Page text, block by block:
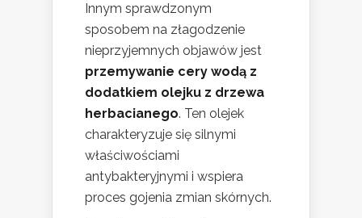
Innym sprawdzonym
sposobem na złagodzenie
nieprzyjemnych objawów jest
przemywanie cery wodą z
dodatkiem olejku z drzewa
herbacianego. Ten olejek
charakteryzuje się silnymi
właściwościami
antybakteryjnymi i wspiera
proces gojenia zmian skórnych.